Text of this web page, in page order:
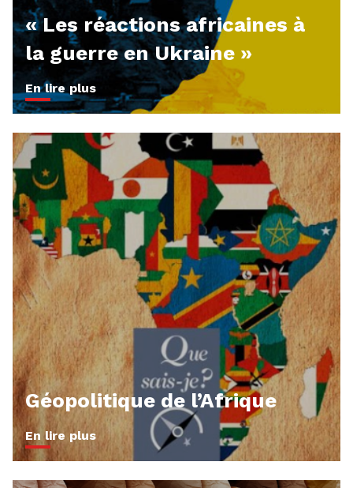
« Les réactions africaines à
la guerre en Ukraine »
En lire plus
Géopolitique de l’Afrique
En lire plus